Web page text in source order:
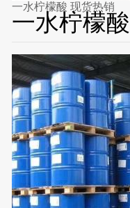
一水柠檬酸 现货热销
一水柠檬